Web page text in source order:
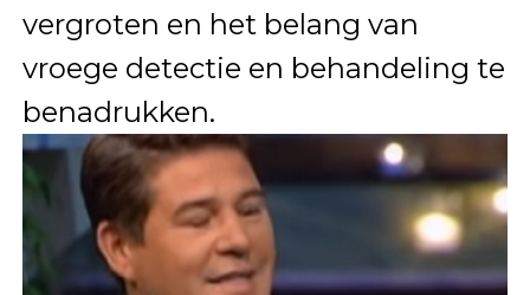
vergroten en het belang van
vroege detectie en behandeling te
benadrukken.